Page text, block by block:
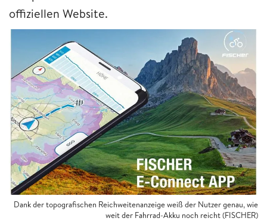
offiziellen Website.
Dank der topografischen Reichweitenanzeige weiß der Nutzer genau, wie
weit der Fahrrad-Akku noch reicht (FISCHER)